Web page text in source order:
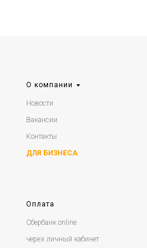
О компании
Новости
Вакансии
Контакты
ДЛЯ БИЗНЕСА
Оплата
Сбербанк online
через личный кабинет